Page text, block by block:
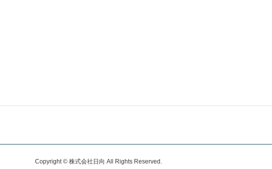
Copyright © 株式会社日向 All Rights Reserved.